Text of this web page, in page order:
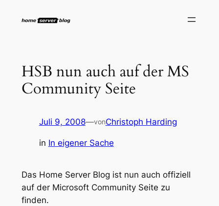
Inhalt
HSB nun auch auf der MS
Community Seite
Juli 9, 2008—vonChristoph Harding
in In eigener Sache
Das Home Server Blog ist nun auch offiziell
auf der Microsoft Community Seite zu
finden.